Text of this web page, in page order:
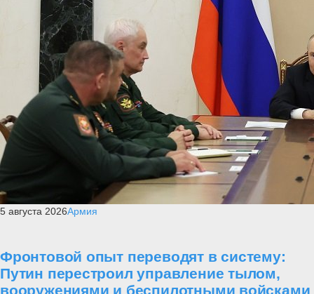
5 августа 2026Армия
Фронтовой опыт переводят в систему:
Путин перестроил управление тылом,
вооружениями и беспилотными войсками